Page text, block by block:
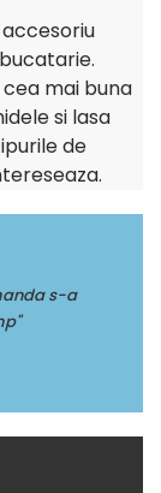
mai buna
si lasa
de
Soft sense